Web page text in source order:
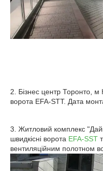
2. Бізнес центр Торонто, м
ворота EFA-STT. Дата
3. Житловий комплекс
швидкісні ворота EFA-SST
вентиляційним полотном